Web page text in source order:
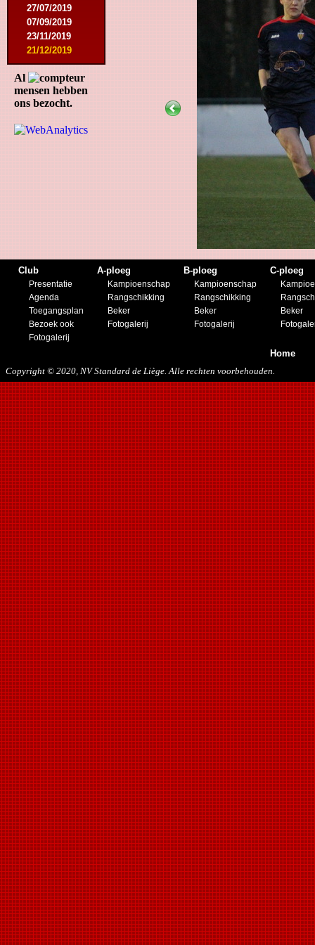
27/07/2019
07/09/2019
23/11/2019
21/12/2019
Al
mensen hebben
ons bezocht.
Club
Presentatie
Agenda
Toegangsplan
Bezoek ook
Fotogalerij
A-ploeg
Kampioenschap
Rangschikking
Beker
Fotogalerij
B-ploeg
Kampioenschap
Rangschikking
Beker
Fotogalerij
C-ploeg
Beker
Home
Copyright © 2020, NV Standard de Liège. Alle rechten voorbehouden.